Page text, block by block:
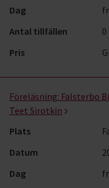
Dag
Antal tillfällen
0
Pris
Föreläsning: Falsterbo
Teet Sirotkin
Plats
Datum
Dag